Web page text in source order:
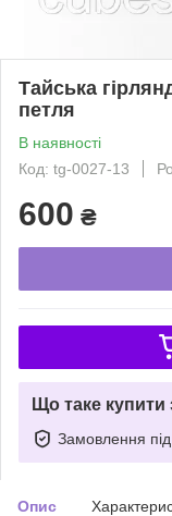
Тайська
петля
В наявності
Код: tg-0027-13
600 ₴
Що таке
Замовлення
Опис